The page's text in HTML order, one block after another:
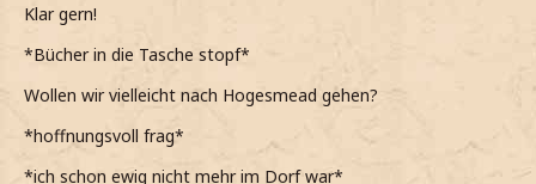
Klar gern!
*Bücher in die Tasche stopf*
Wollen wir vielleicht nach Hogesmead gehen?
*hoffnungsvoll frag*
*ich schon ewig nicht mehr im Dorf war*